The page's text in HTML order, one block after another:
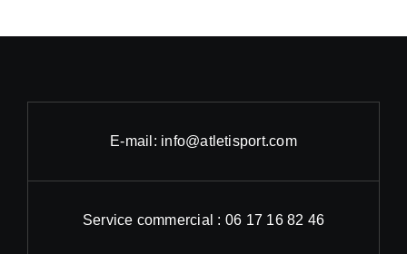
E-mail: info@atletisport.com
Service commercial : 06 17 16 82 46